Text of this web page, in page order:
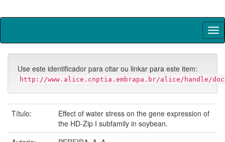
Skip
Use este identificador para citar ou linkar para este item:
http://www.alice.cnptia.embrapa.br/alice/handle/
Título:
Effect of water stress on the gene expression of
the HD-Zip I subfamily in soybean.